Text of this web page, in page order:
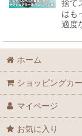
捨て
はも
適度
ホーム
ショッピングカ
マイページ
お気に入り